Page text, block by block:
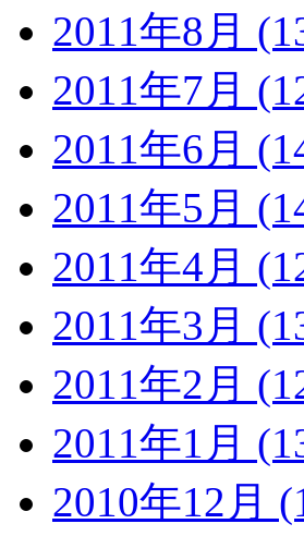
2011年8月
2011年7月
2011年6月
2011年5月
2011年4月
2011年3月
2011年2月
2011年1月
2010年12月